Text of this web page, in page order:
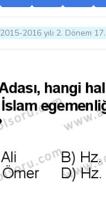
2015-2016 yılı 2. Dönem